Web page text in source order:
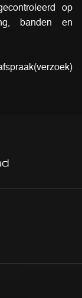
op
banden en